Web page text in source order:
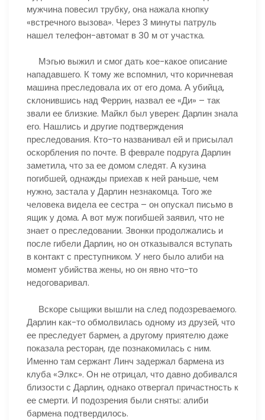
мужчина повесил трубку, она нажала кнопку
«встречного вызова». Через 3 минуты патруль
нашел телефон-автомат в 30 м от участка.
Мэгью выжил и смог дать кое-какое описание
нападавшего. К тому же вспомнил, что коричневая
машина преследовала их от его дома. А убийца,
склонившись над Феррин, назвал ее «Ди» – так
звали ее близкие. Майкл был уверен: Дарлин знала
его. Нашлись и другие подтверждения
преследования. Кто-то названивал ей и присылал
оскорбления по почте. В феврале подруга Дарлин
заметила, что за ее домом следят. А кузина
погибшей, однажды приехав к ней раньше, чем
нужно, застала у Дарлин незнакомца. Того же
человека видела ее сестра – он опускал письмо в
ящик у дома. А вот муж погибшей заявил, что не
знает о преследовании. Звонки продолжались и
после гибели Дарлин, но он отказывался вступать
в контакт с преступником. У него было алиби на
момент убийства жены, но он явно что-то
недоговаривал.
Вскоре сыщики вышли на след подозреваемого.
Дарлин как-то обмолвилась одному из друзей, что
ее преследует бармен, а другому приятелю даже
показала ресторан, где познакомилась с ним.
Именно там сержант Линч задержал бармена из
клуба «Элкс». Он не отрицал, что давно добивался
близости с Дарлин, однако отвергал причастность к
ее смерти. И подозрения были сняты: алиби
бармена подтвердилось.